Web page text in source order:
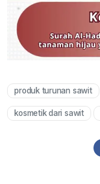
produk turunan sawit
kosmetik dari sawit